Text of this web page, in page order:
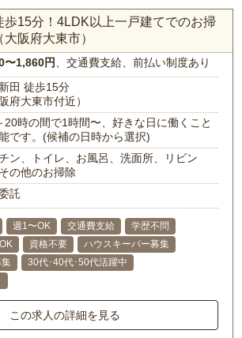
歩15分！4LDK以上一戸建てでのお掃
阪府大東市）
〜1,860円 、交通費支給、前払い制度あり
田 徒歩15分
阪府大東市付近）
20時の間で1時間〜、好きな日に働くこと
です。(候補の日時から選択)
ン、トイレ、お風呂、洗面所、リビン
の他のお掃除
託
週1〜OK 交通費支給
学歴不問
資格不要
ハウスキーパー募集
30代･40代･50代活躍中
この求人の詳細を見る